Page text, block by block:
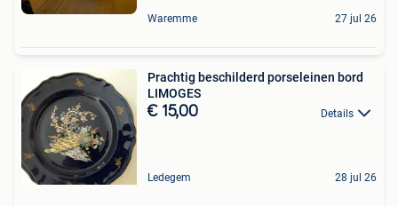
Waremme 27 jul 26
Prachtig beschilderd porseleinen bord
LIMOGES
€ 15,00 Details
Ledegem 28 jul 26